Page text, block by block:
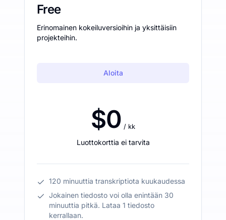
Free
Erinomainen kokeiluversioihin ja yksittäisiin
projekteihin.
Aloita
$0 / kk
Luottokorttia ei tarvita
120 minuuttia transkriptiota kuukaudessa
Jokainen tiedosto voi olla enintään 30
minuuttia pitkä. Lataa 1 tiedosto
kerrallaan.